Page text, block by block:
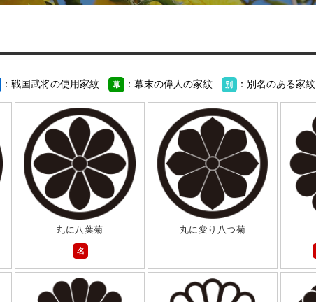
：戦国武将の使用家紋 幕 ：幕末の偉人の家紋 別 ：別名のある家紋
丸に八葉菊
名
丸に変り八つ菊